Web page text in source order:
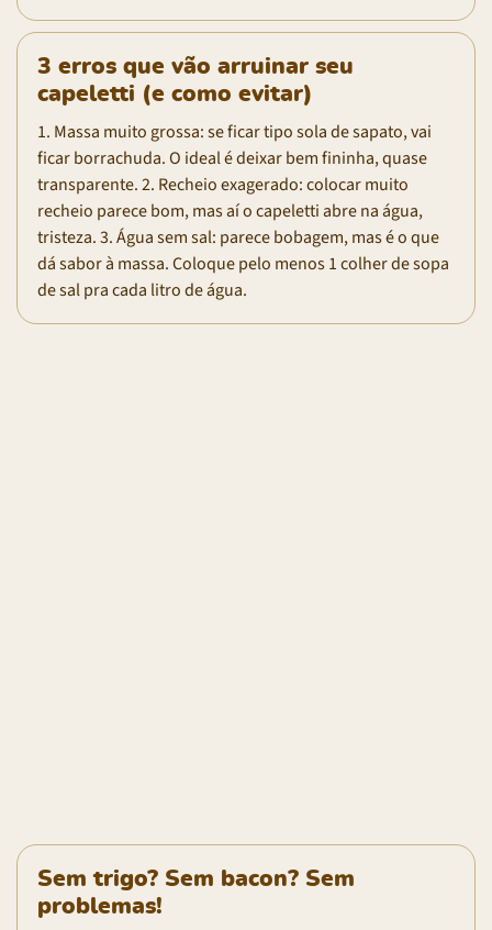
3 erros que vão arruinar seu
capeletti (e como evitar)
1. Massa muito grossa: se ficar tipo sola de sapato, vai
ficar borrachuda. O ideal é deixar bem fininha, quase
transparente. 2. Recheio exagerado: colocar muito
recheio parece bom, mas aí o capeletti abre na água,
tristeza. 3. Água sem sal: parece bobagem, mas é o que
dá sabor à massa. Coloque pelo menos 1 colher de sopa
de sal pra cada litro de água.
Sem trigo? Sem bacon? Sem
problemas!